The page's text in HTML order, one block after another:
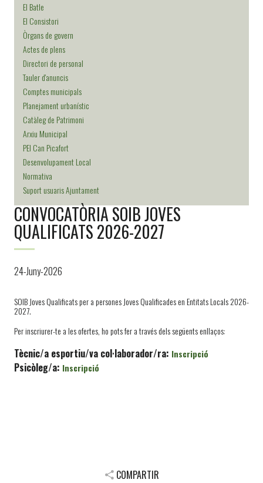
El Batle
El Consistori
Òrgans de govern
Actes de plens
Directori de personal
Tauler d'anuncis
Comptes municipals
Planejament urbanístic
Catàleg de Patrimoni
Arxiu Municipal
PEI Can Picafort
Desenvolupament Local
Normativa
Suport usuaris Ajuntament
CONVOCATÒRIA SOIB JOVES
QUALIFICATS 2026-2027
24-Juny-2026
SOIB Joves Qualificats per a persones Joves Qualificades en Entitats Locals 2026-
2027.
Per inscriurer-te a les ofertes, ho pots fer a través dels següents enllaços:
Tècnic/a esportiu/va col·laborador/ra: Inscripció
Psicòleg/a: Inscripció
COMPARTIR